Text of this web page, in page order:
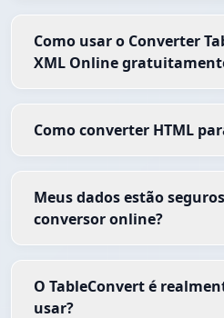
Como usar o Converter
XML Online
Como converter HTML
Meus dados estão
conversor online?
O TableConvert é
usar?